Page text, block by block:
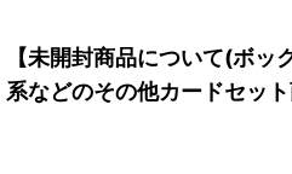
【未開封商品について(ボッ
系などのその他カードセット